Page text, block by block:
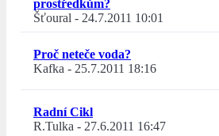
prostředkům?
Šťoural - 24.7.2011 10:01
Proč neteče voda?
Kafka - 25.7.2011 18:16
Radní Cikl
R.Tulka - 27.6.2011 16:47